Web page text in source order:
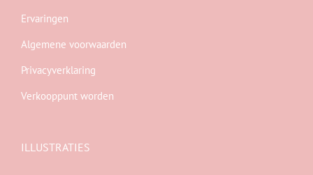
Ervaringen
Algemene voorwaarden
Privacyverklaring
Verkooppunt worden
ILLUSTRATIES